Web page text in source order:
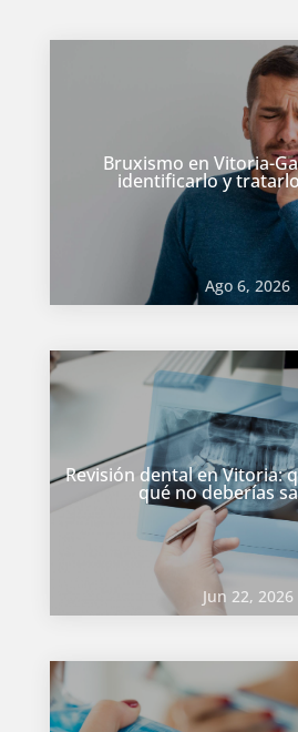
Bruxismo en Vitoria-
identificarlo y
Ago 6, 2026
Revisión dental en Vitoria:
qué no deberías
Jun 22, 2026